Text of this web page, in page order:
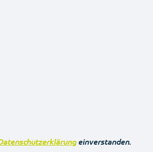
einverstanden.